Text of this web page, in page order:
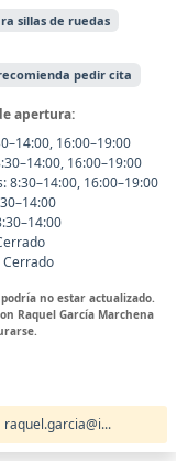
sillas de ruedas
pedir cita
apertura:
16:00–19:00
16:00–19:00
8:30–14:00, 16:00–19:00
no estar actualizado.
Raquel García Marchena
raquel.garcia@i...